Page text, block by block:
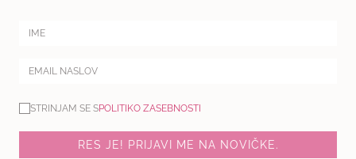
STRINJAM SE SPOLITIKO ZASEBNOSTI
RES JE! PRIJAVI ME NA NOVIČKE.